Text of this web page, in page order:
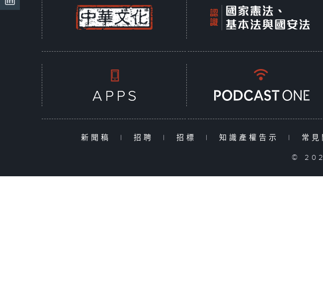
新聞稿 | 招聘 | 招標 | 知識產權告示 | 常
©